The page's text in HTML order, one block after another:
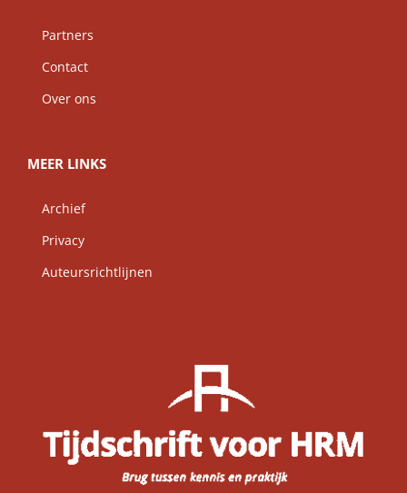
Partners
Contact
Over ons
MEER LINKS
Archief
Privacy
Auteursrichtlijnen